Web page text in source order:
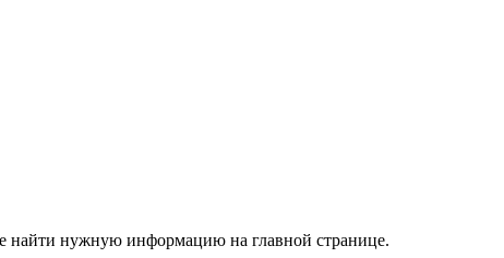
найти нужную информацию на главной странице.